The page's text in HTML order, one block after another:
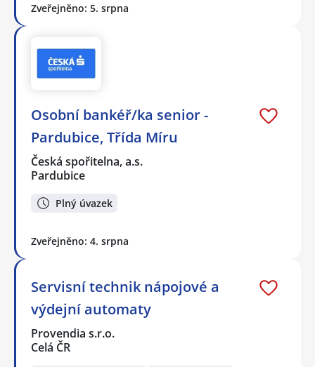
Zveřejněno: 5. srpna
Osobní bankéř/ka senior -
Pardubice, Třída Míru
Česká spořitelna, a.s.
Pardubice
Plný úvazek
Zveřejněno: 4. srpna
Servisní technik nápojové a
výdejní automaty
Provendia s.r.o.
Celá ČR